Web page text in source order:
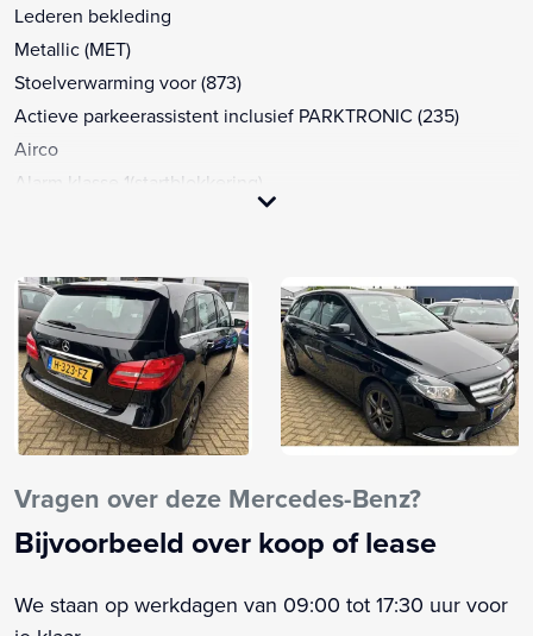
Lederen bekleding
Metallic (MET)
Stoelverwarming voor (873)
Actieve parkeerassistent inclusief PARKTRONIC (235)
Airco
Alarm klasse 1(startblokkering)
Armsteun achter (400)
Armsteun voor
Audioinstallatie met CD-speler
Autonomous Emergency Braking
Bandenspanningscontrolesysteem
Bestuurdersairbag
Bluetooth telefoonvoorbereiding
Boordcomputer
Centrale deurvergrendeling met afstandsbediening
Vragen over deze Mercedes-Benz?
Bijvoorbeeld over koop of lease
We staan op werkdagen van 09:00 tot 17:30 uur voor